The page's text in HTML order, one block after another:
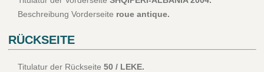
Beschreibung Vorderseite roue antique.
RÜCKSEITE
Titulatur der Rückseite 50 / LEKE.